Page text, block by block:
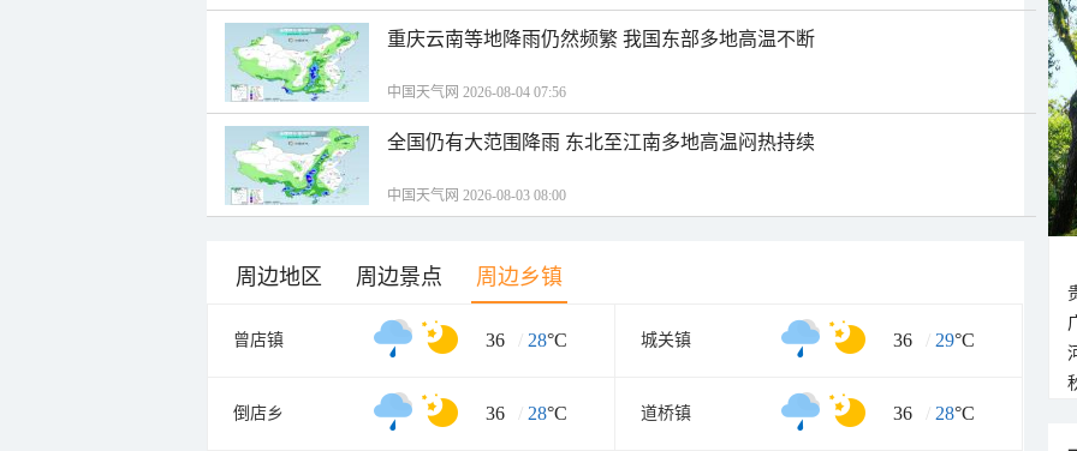
重庆云南等地降雨仍然频繁 我国东部多地高温不断
中国天气网 2026-08-04 07:56
全国仍有大范围降雨 东北至江南多地高温闷热持续
中国天气网 2026-08-03 08:00
周边地区 周边景点 周边乡镇
曾店镇 36 / 28°C 城关镇 36 / 29°C
倒店乡 36 / 28°C 道桥镇 36 / 28°C